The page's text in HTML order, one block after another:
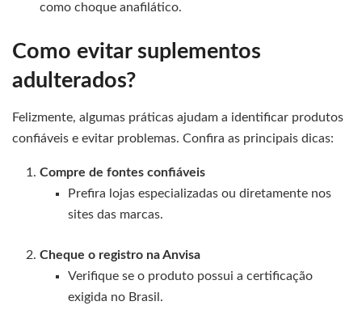
como choque anafilático.
Como evitar suplementos
adulterados?
Felizmente, algumas práticas ajudam a identificar produtos
confiáveis e evitar problemas. Confira as principais dicas:
Compre de fontes confiáveis
Prefira lojas especializadas ou diretamente nos
sites das marcas.
Cheque o registro na Anvisa
Verifique se o produto possui a certificação
exigida no Brasil.